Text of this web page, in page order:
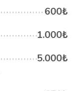
600₺
1.000₺
5.000₺